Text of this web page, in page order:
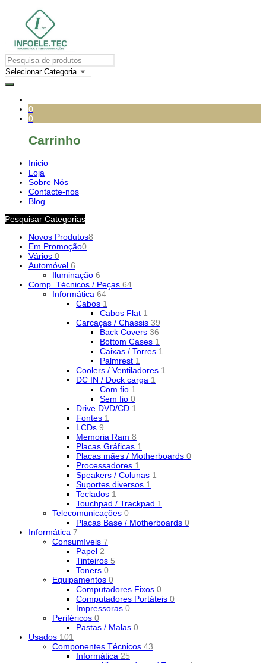
0
0
Carrinho
Inicio
Loja
Sobre Nós
Contacte-nos
Blog
Pesquisar Categorias
Novos Produtos8
Em Promoção0
Vários 0
Automóvel 6
Iluminação 6
Comp. Técnicos / Peças 64
Informática 64
Cabos 1
Cabos Flat 1
Carcaças / Chassis 39
Back Covers 36
Bottom Cases 1
Caixas / Torres 1
Palmrest 1
Coolers / Ventiladores 1
DC IN / Dock carga 1
Com fio 1
Sem fio 0
Drive DVD/CD 1
Fontes 1
LCDs 9
Memoria Ram 8
Placas Gráficas 1
Placas mães / Motherboards 0
Processadores 1
Speakers / Colunas 1
Suportes diversos 1
Teclados 1
Touchpad / Trackpad 1
Telecomunicações 0
Placas Base / Motherboards 0
Informática 7
Consumíveis 7
Papel 2
Tinteiros 5
Toners 0
Equipamentos 0
Computadores Fixos 0
Computadores Portáteis 0
Impressoras 0
Periféricos 0
Pastas / Malas 0
Usados 101
Componentes Técnicos 43
Informática 25